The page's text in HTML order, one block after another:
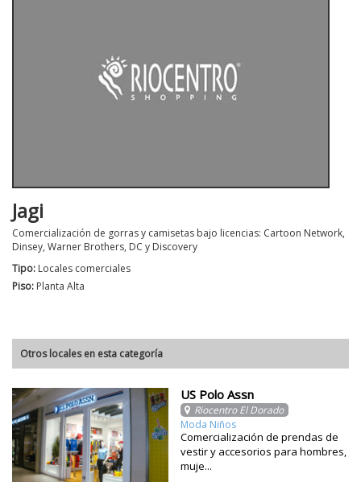
Jagi
Comercialización de gorras y camisetas bajo licencias: Cartoon Network,
Dinsey, Warner Brothers, DC y Discovery
Tipo: Locales comerciales
Piso: Planta Alta
Otros locales en esta categoría
US Polo Assn
Riocentro El Dorado
Moda Niños
Comercialización de prendas de
vestir y accesorios para hombres,
muje...